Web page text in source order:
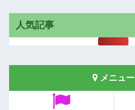
人気記事
メニュー